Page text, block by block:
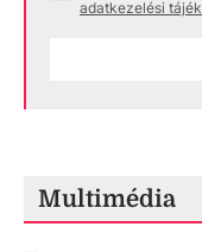
adatkezelési
Multimédia